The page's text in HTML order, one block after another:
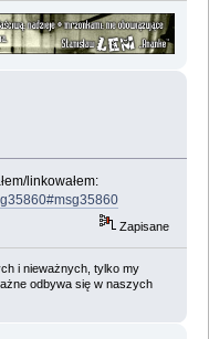
linkowałem:
Zapisane
i nieważnych, tylko my
odbywa się w naszych